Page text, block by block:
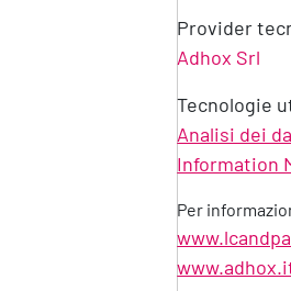
Provider
Adhox Srl
Tecnologie
Analisi dei
Information
Per